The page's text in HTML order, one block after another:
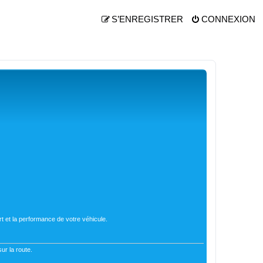
CONNEXION
S’ENREGISTRER
et la performance de votre véhicule.
la route.